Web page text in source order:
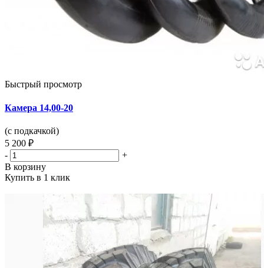
Быстрый просмотр
Камера 14,00-20
(с подкачкой)
5 200 ₽
-
+
В корзину
Купить в 1 клик